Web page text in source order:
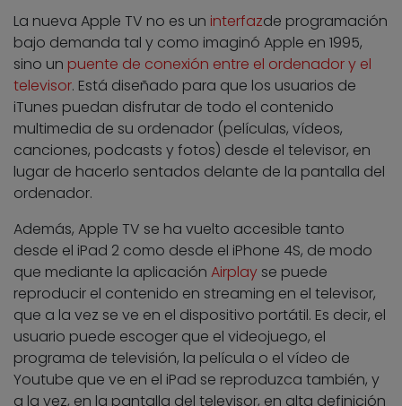
La nueva Apple TV no es un interfazde programación
bajo demanda tal y como imaginó Apple en 1995,
sino un puente de conexión entre el ordenador y el
televisor. Está diseñado para que los usuarios de
iTunes puedan disfrutar de todo el contenido
multimedia de su ordenador (películas, vídeos,
canciones, podcasts y fotos) desde el televisor, en
lugar de hacerlo sentados delante de la pantalla del
ordenador.
Además, Apple TV se ha vuelto accesible tanto
desde el iPad 2 como desde el iPhone 4S, de modo
que mediante la aplicación Airplay se puede
reproducir el contenido en streaming en el televisor,
que a la vez se ve en el dispositivo portátil. Es decir, el
usuario puede escoger que el videojuego, el
programa de televisión, la película o el vídeo de
Youtube que ve en el iPad se reproduzca también, y
a la vez, en la pantalla del televisor, en alta definición